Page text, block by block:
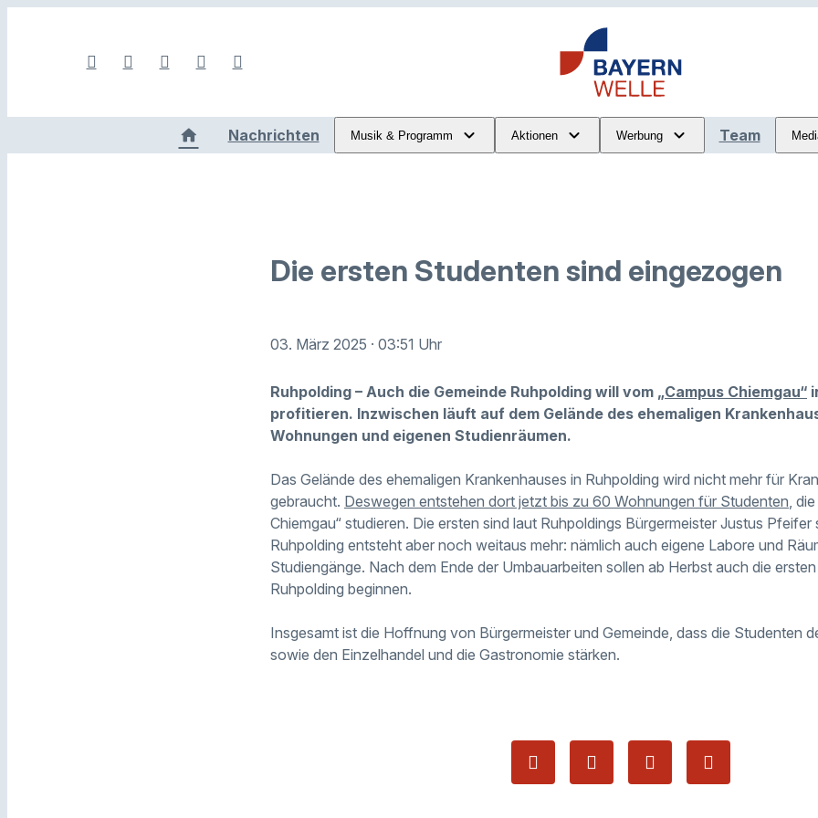
Nachrichten Musik & Programm Aktionen Werbung Team
Die ersten Studenten sind eingezogen
03. März 2025 · 03:51 Uhr
Ruhpolding – Auch die Gemeinde Ruhpolding will vom „Campus Chiemgau“
profitieren. Inzwischen läuft auf dem Gelände des ehemaligen
Wohnungen und eigenen Studienräumen.
Das Gelände des ehemaligen Krankenhauses in Ruhpolding wird nicht mehr für
gebraucht. Deswegen entstehen dort jetzt bis zu 60 Wohnungen für Studenten,
Chiemgau“ studieren. Die ersten sind laut Ruhpoldings Bürgermeister Justus
Ruhpolding entsteht aber noch weitaus mehr: nämlich auch eigene Labore und
Studiengänge. Nach dem Ende der Umbauarbeiten sollen ab Herbst auch die
Ruhpolding beginnen.
Insgesamt ist die Hoffnung von Bürgermeister und Gemeinde, dass die Studenten
sowie den Einzelhandel und die Gastronomie stärken.